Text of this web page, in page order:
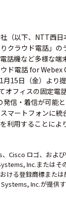
（以下、NTT西日
クラウド電話」の
話機など多様な端
ド電話 for Webex
15日（金）より提
オフィスの固定電
着信が可能と
マートフォンに統
利用することによ
Cisco ロゴ、およ
Inc.またはそ
ける登録商標または
Inc.が提供